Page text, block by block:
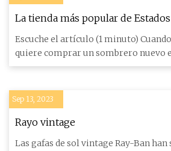
La tienda más popular de
gasolinera local
Escuche el artículo (1 minuto)
quiere comprar un sombrero nuevo
extraordinario, no v
Sep 13, 2023
Rayo vintage
Las gafas de sol vintage Ray-Ban